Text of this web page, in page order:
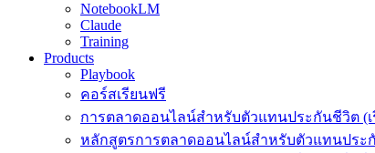
NotebookLM
Claude
Training
Products
Playbook
คอร์สเรียนฟรี
การตลาดออนไลน์สำหรับตัวแทนประกันชีวิต (
หลักสูตรการตลาดออนไลน์สำหรับตัวแทนประ